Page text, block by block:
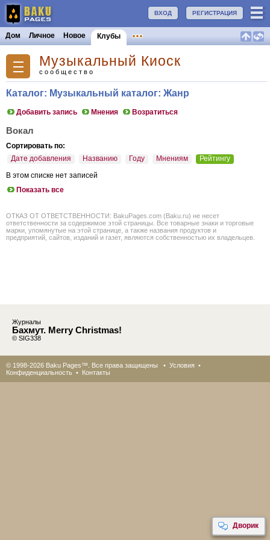
РЕГИСТРАЦИЯ
ВХОД
Дом Личное Новое Клубы
Музыкальный Киоск
сообщество
Каталог: Музыкальный каталог: Жанр
Добавить запись Мнения Возратиться
Вокал
Сортировать по:
Дате добавления
Названию Году Мнениям
Рейтингу
В этом списке нет записей
Показать все
ОТКАЗ ОТ ОТВЕТСТВЕННОСТИ: BakuPages.com (Baku.ru) не несет
ответственности за содержимое этой страницы. Все товарные знаки и торговые
марки, упомянутые на этой странице, а также названия продуктов и
предприятий, сайтов, изданий и газет, являются собственностью их владельцев.
Дворик
Журналы
Бахмут. Merry Christmas!
© SIG338
© 1998-2026 Baku Pages™. Все права защищены • Условия •
Конфиденциальность • Контакты